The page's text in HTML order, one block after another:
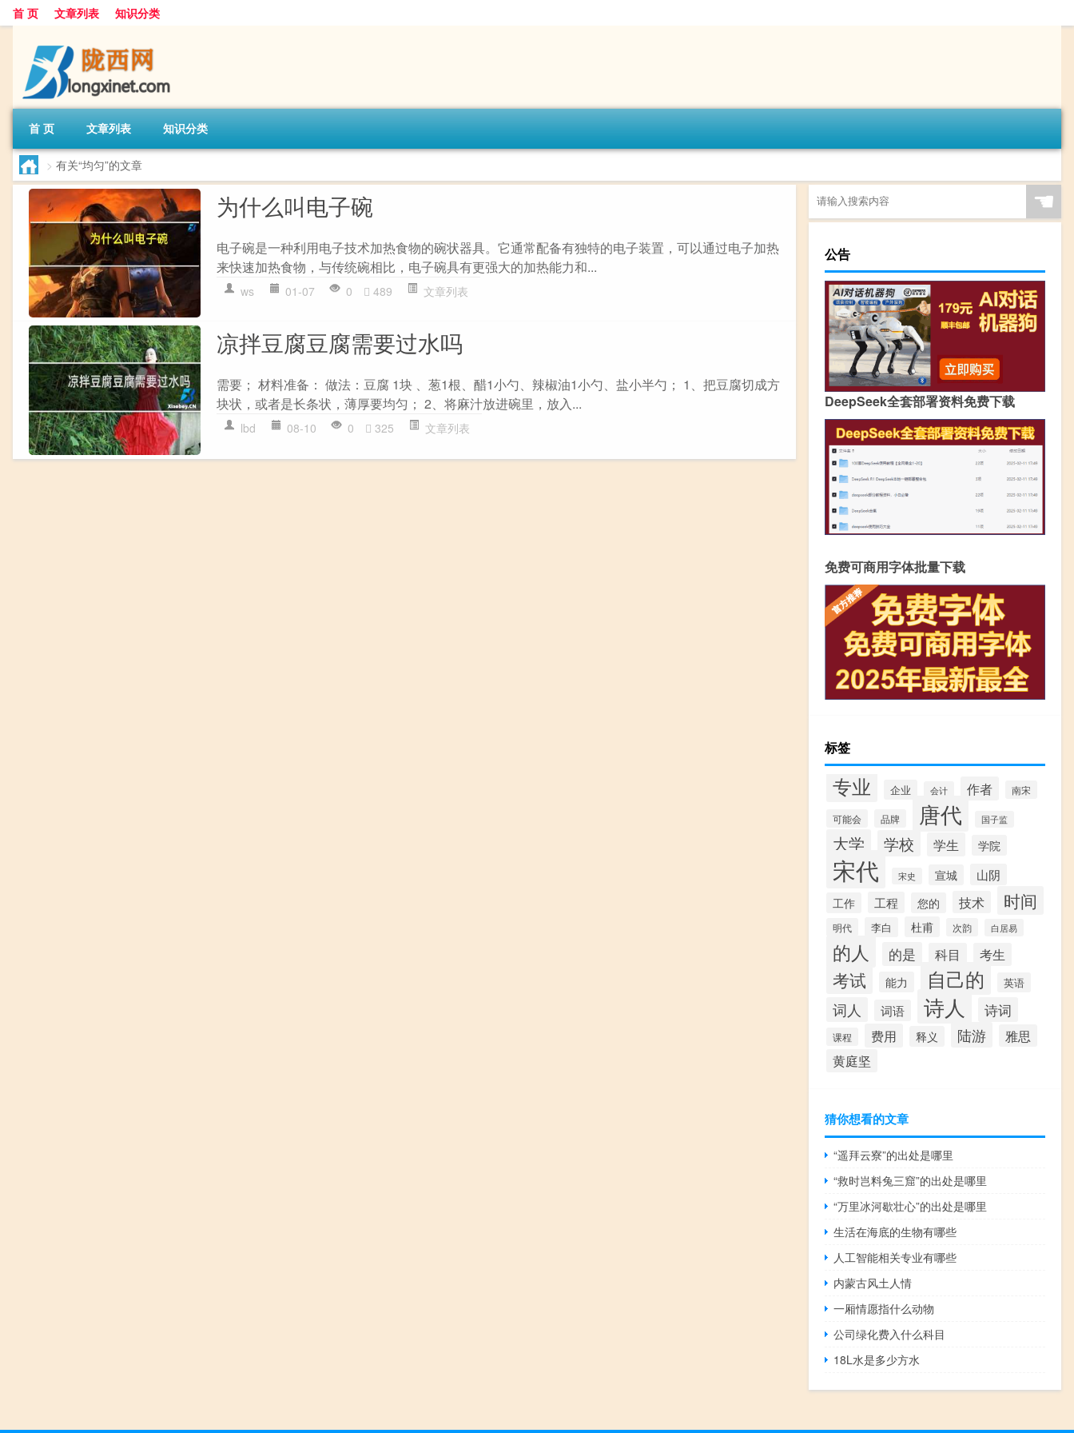
首 页 文章列表 知识分类
首 页 文章列表 知识分类
> 有关“均匀”的文章
为什么叫电子碗
电子碗是一种利用电子技术加热食物的碗状器具。它通常配备有独特的电子装置，可以通过电子加热
来快速加热食物，与传统碗相比，电子碗具有更强大的加热能力和...
ws 01-07 0 489 文章列表
凉拌豆腐豆腐需要过水吗
需要； 材料准备： 做法：豆腐 1块 、葱1根、醋1小勺、辣椒油1小勺、盐小半勺； 1、把豆腐切成方
块状，或者是长条状，薄厚要均匀； 2、将麻汁放进碗里，放入...
lbd 08-10 0 325 文章列表
☚
公告
DeepSeek全套部署资料免费下载
免费可商用字体批量下载
标签
专业 企业 会计 作者 南宋
可能会 品牌 唐代 国子监
大学 学校 学生 学院
宋代 宋史 宣城 山阴
工作 工程 您的 技术 时间
明代 李白 杜甫 次韵 白居易
的人 的是 科目 考生
考试 能力 自己的 英语
词人 词语 诗人 诗词
课程 费用 释义 陆游 雅思
黄庭坚
猜你想看的文章
“遥拜云寮”的出处是哪里
“救时岂料兔三窟”的出处是哪里
“万里冰河歇壮心”的出处是哪里
生活在海底的生物有哪些
人工智能相关专业有哪些
内蒙古风土人情
一厢情愿指什么动物
公司绿化费入什么科目
18L水是多少方水